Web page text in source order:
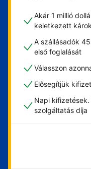
Akár 1 millió
keletkezett
A szállásadók
első foglalását
Válasszon
Elősegítjük
Napi
szolgáltatás díja